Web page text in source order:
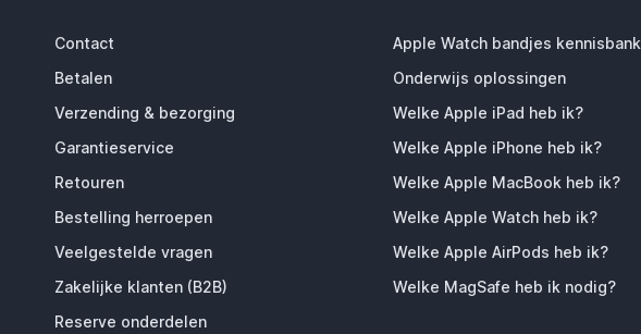
Contact
Betalen
Verzending & bezorging
Garantieservice
Retouren
Bestelling herroepen
Veelgestelde vragen
Zakelijke klanten (B2B)
Reserve onderdelen
Apple Watch bandjes kennisbank
Onderwijs oplossingen
Welke Apple iPad heb ik?
Welke Apple iPhone heb ik?
Welke Apple MacBook heb ik?
Welke Apple Watch heb ik?
Welke Apple AirPods heb ik?
Welke MagSafe heb ik nodig?